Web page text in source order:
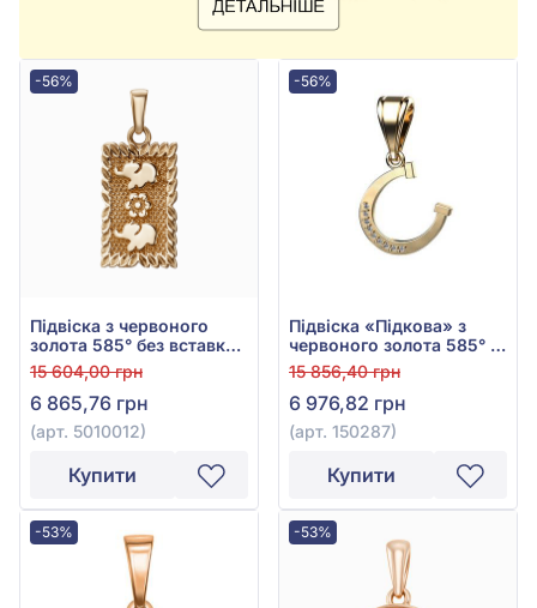
-56%
Підвіска з червоного
золота 585° без вставки,
арт. 5010012
15 604,00 грн
6 865,76 грн
(арт. 5010012)
Купити
-56%
Підвіска «Підкова» з
червоного золота 585° з
фіанітом, арт. 150287
15 856,40 грн
6 976,82 грн
(арт. 150287)
Купити
-53% -53%